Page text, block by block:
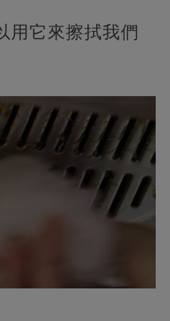
用它來擦拭我們